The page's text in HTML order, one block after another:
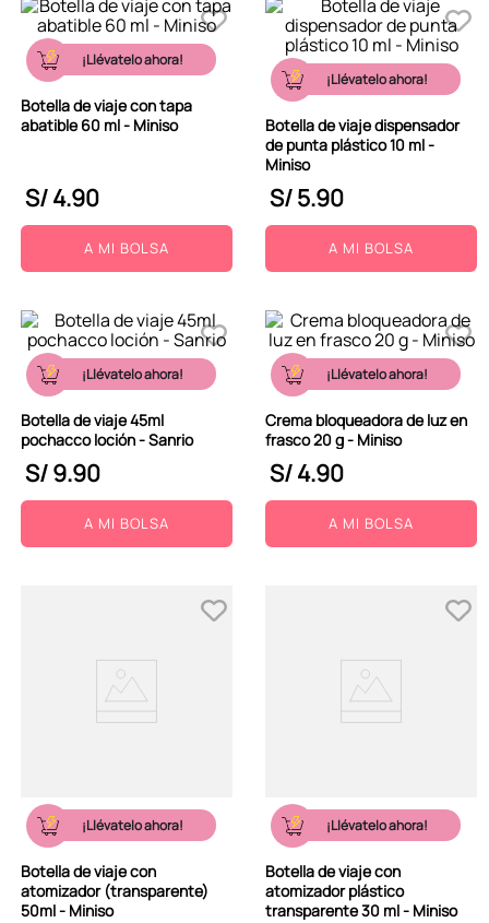
¡Llévatelo ahora!
Botella de viaje con tapa
abatible 60 ml - Miniso
S/4.90
A MI BOLSA
¡Llévatelo ahora!
Botella de viaje dispensador
de punta plástico 10 ml -
Miniso
S/5.90
A MI BOLSA
¡Llévatelo ahora!
Botella de viaje 45ml
pochacco loción - Sanrio
S/9.90
A MI BOLSA
¡Llévatelo ahora!
Crema bloqueadora de luz en
frasco 20 g - Miniso
S/4.90
A MI BOLSA
¡Llévatelo ahora!
Botella de viaje con
atomizador (transparente)
50ml - Miniso
¡Llévatelo ahora!
Botella de viaje con
atomizador plástico
transparente 30 ml - Miniso